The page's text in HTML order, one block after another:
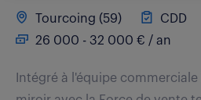
Tourcoing (59) CDD
26 000 - 32 000 € / an
Intégré à l'équipe